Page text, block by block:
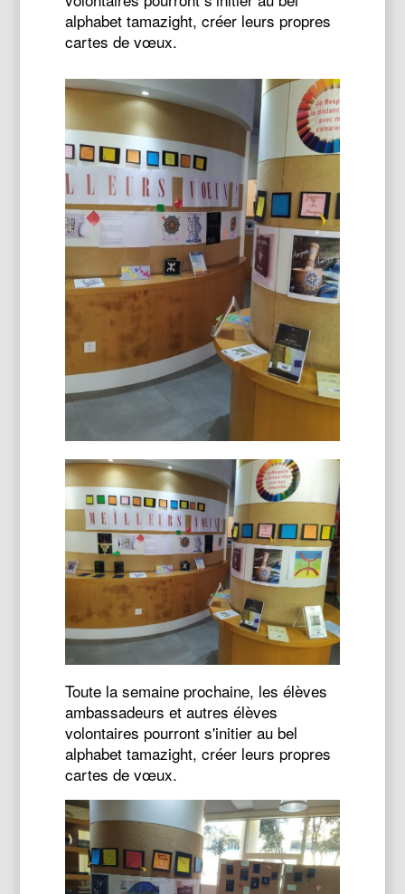
alphabet tamazight, créer leurs propres
cartes de vœux.
Toute la semaine prochaine, les élèves
ambassadeurs et autres élèves
volontaires pourront s'initier au bel
alphabet tamazight, créer leurs propres
cartes de vœux.